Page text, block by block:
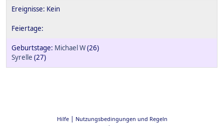
Michael W(26)
Syrelle (27)
Hilfe| Nutzungsbedingungen und Regeln